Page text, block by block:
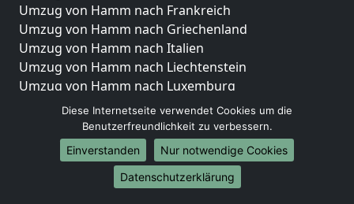
Umzug von Hamm nach Frankreich
Umzug von Hamm nach Griechenland
Umzug von Hamm nach Italien
Umzug von Hamm nach Liechtenstein
Umzug von Hamm nach Luxemburg
Umzug von Hamm nach Niederlande
Umzug von Hamm nach Norwegen
Umzüge-Deutschlandweit
Umzug von Hamm nach Berlin
Diese Internetseite verwendet Cookies um die
Benutzerfreundlichkeit zu verbessern.
Einverstanden
Nur notwendige Cookies
Datenschutzerklärung